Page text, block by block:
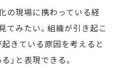
の現場に携わっている経
てみたい。組織が引き起こ
起きている原因を考えると
」と表現できる。